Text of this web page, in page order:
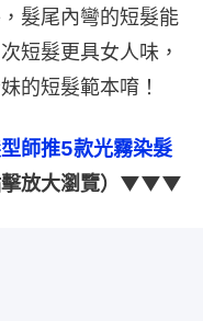
髮尾內彎的短髮能
短髮更具女人味，
的短髮範本唷！
師推5款光霧染髮
擊放大瀏覽）▼▼▼